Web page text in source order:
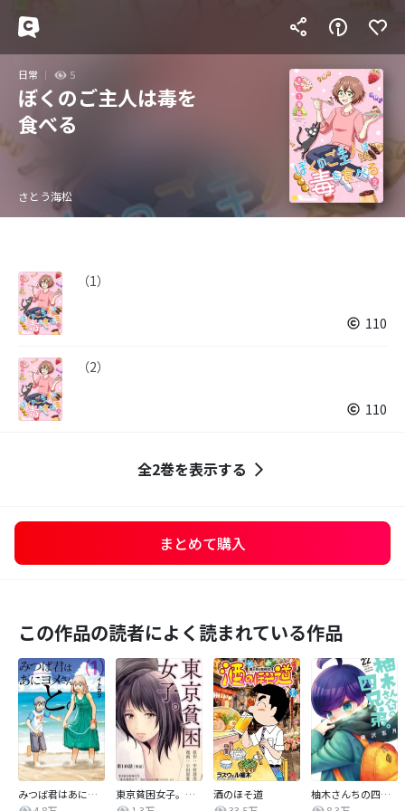
日常 5
ぼくのご主人は毒を
食べる
さとう海松
（1）
110
（2）
110
全2巻を表示する
まとめて購入
この作品の読者によく読まれている作品
みつば君はあにヨメさんと。
東京貧困女子。【単話】
酒のほそ道
柚木さんちの四兄弟。